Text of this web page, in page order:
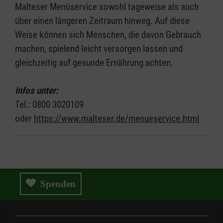
Malteser Menüservice sowohl tageweise als auch
über einen längeren Zeitraum hinweg. Auf diese
Weise können sich Menschen, die davon Gebrauch
machen, spielend leicht versorgen lassen und
gleichzeitig auf gesunde Ernährung achten.
Infos unter:
Tel.: 0800 3020109
oder https://www.malteser.de/menueservice.html
Spenden